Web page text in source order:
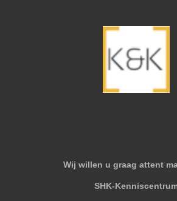
Wij willen u graag attent
SHK-